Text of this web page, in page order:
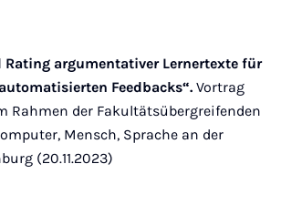
argumentativer Lernertexte für
Feedbacks“. Vortrag
Rahmen der Fakultätsübergreifenden
Mensch, Sprache an der
(20.11.2023)